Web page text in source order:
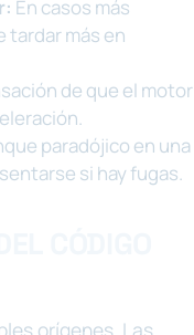
En casos más
tardar más en
de que el motor
paradójico en una
si hay fugas.